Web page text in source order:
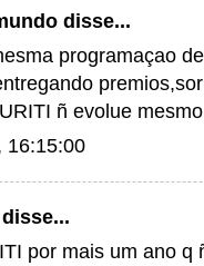
disse...
programaçao
ñ evolue mesmo
16:15:00
por mais um ano q